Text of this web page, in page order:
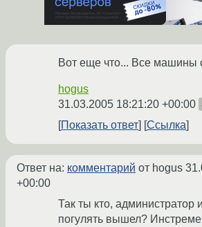
Вот еще что... Все машины
hogus
31.03.2005 18:21:20 +00:00
Показать ответ Ссылка
Ответ на: комментарий от hogus
+00:00
Так ты кто, администратор
погулять вышел?